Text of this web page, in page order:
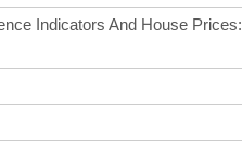
Indicators And House Prices: